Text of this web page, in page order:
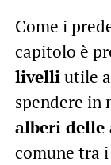
Come i
capitolo è
livelliutile a
spendere in
alberi
comune tra